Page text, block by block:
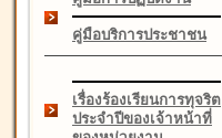
คู่มือบริการประชาชน
เรื่องร้องเรียนการทุจริต
ประจำปีของเจ้าหน้าที่